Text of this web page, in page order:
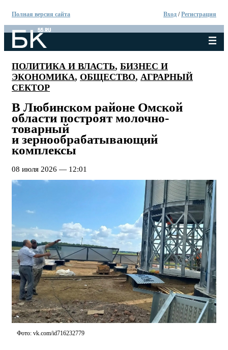
Полная версия сайта Вход /Регистрация
ПОЛИТИКА И ВЛАСТЬ, БИЗНЕС И
ЭКОНОМИКА, ОБЩЕСТВО, АГРАРНЫЙ
СЕКТОР
В Любинском районе Омской
области построят молочно-
товарный
и зернообрабатывающий
комплексы
08 июля 2026 — 12:01
Фото: vk.com/id716232779